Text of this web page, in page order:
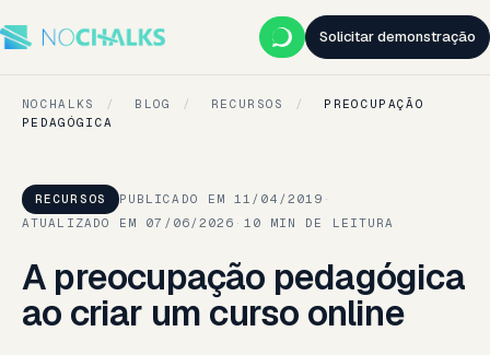
Solicitar demonstração
NOCHALKS / BLOG / RECURSOS /
PREOCUPAÇÃO
PEDAGÓGICA
RECURSOS PUBLICADO EM 11/04/2019 ·
ATUALIZADO EM 07/06/2026 · 10 MIN DE LEITURA
A preocupação pedagógica
ao criar um curso online